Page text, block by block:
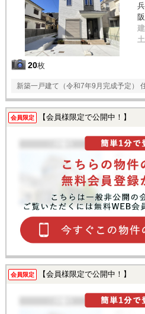
20枚
新築一戸建て（令和7年9月完成予定）
会員限定 【会員様限定で公開中！】
会員限定 【会員様限定で公開中！】